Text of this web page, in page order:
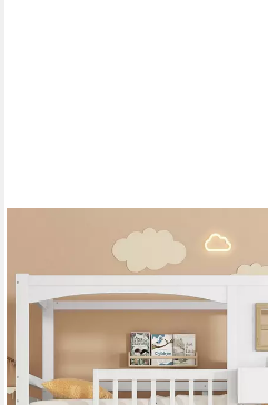
Hochbett (1-St., Kiefer Kinderbett
Fallschutzgitter & Fenster)
Kleiderschrank Ablagefächer
999,99 €